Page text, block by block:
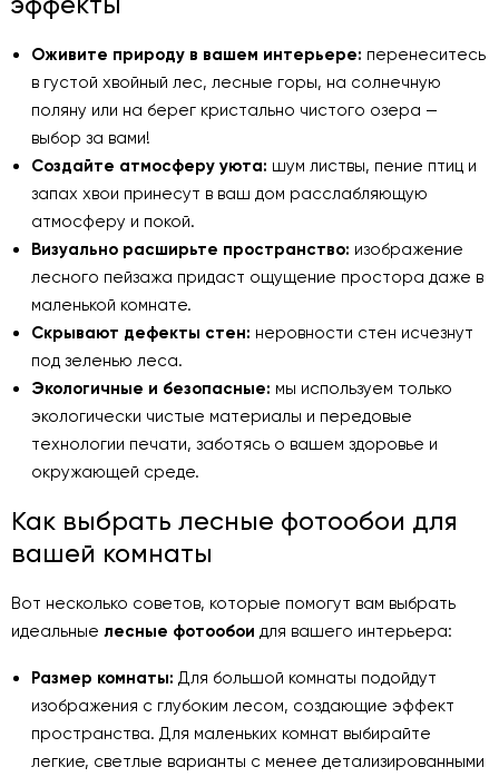
Оживите природу в вашем интерьере: перенеситесь
в густой хвойный лес, лесные горы, на солнечную
поляну или на берег кристально чистого озера —
выбор за вами!
Создайте атмосферу уюта: шум листвы, пение птиц и
запах хвои принесут в ваш дом расслабляющую
атмосферу и покой.
Визуально расширьте пространство: изображение
лесного пейзажа придаст ощущение простора даже в
маленькой комнате.
Скрывают дефекты стен: неровности стен исчезнут
под зеленью леса.
Экологичные и безопасные: мы используем только
экологически чистые материалы и передовые
технологии печати, заботясь о вашем здоровье и
окружающей среде.
Как выбрать лесные фотообои для
вашей комнаты
Вот несколько советов, которые помогут вам выбрать
идеальные лесные фотообои для вашего интерьера:
Размер комнаты: Для большой комнаты подойдут
изображения с глубоким лесом, создающие эффект
пространства. Для маленьких комнат выбирайте
легкие, светлые варианты с менее детализированными